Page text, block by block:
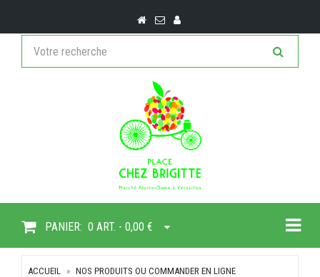
PANIER: 0 ART. - 0,00 €
ACCUEIL
NOS PRODUITS OU COMMANDER EN LIGNE